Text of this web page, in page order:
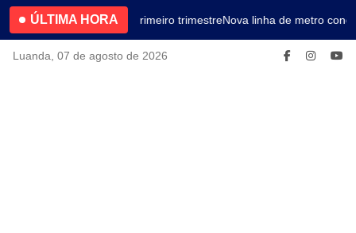
ÚLTIMA HORA4.2% no primeiro trimestreNova linha de metro
Luanda, 07 de agosto de 2026